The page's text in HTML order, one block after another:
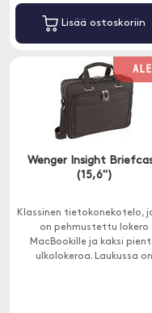
Lisää ostoskoriin
Wenger Insight
(15,6")
Klassinen tietokonekotelo,
on pehmustettu lokero
MacBookille ja kaksi
ulkolokeroa. Laukussa on